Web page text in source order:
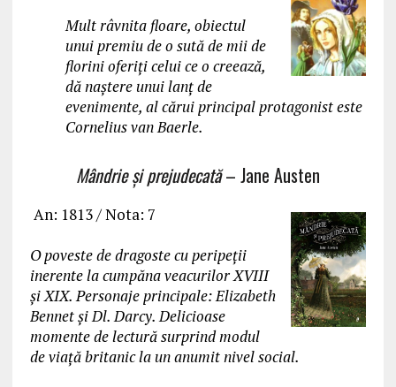
Mult râvnita floare, obiectul
unui premiu de o sută de mii de
florini oferiți celui ce o creează,
dă naștere unui lanț de
evenimente, al cărui principal protagonist este
Cornelius van Baerle.
Mândrie și prejudecată– Jane Austen
An: 1813 / Nota: 7
O poveste de dragoste cu peripeții
inerente la cumpăna veacurilor XVIII
și XIX. Personaje principale: Elizabeth
Bennet și Dl. Darcy. Delicioase
momente de lectură surprind modul
de viață britanic la un anumit nivel social.